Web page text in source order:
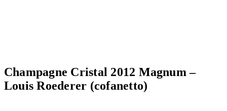
Champagne Cristal 2012 Magnum –
Louis Roederer (cofanetto)